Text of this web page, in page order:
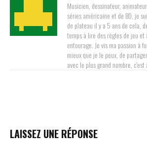
Musicien, dessinateur,
séries américaine et de BD, je
de plateau il y a 5 ans de cela,
temps à lire des règles de jeu
entourage. Je vis ma passion à
mieux que je le peux, de
avec le plus grand nombre, c'est
LAISSEZ UNE RÉPONSE